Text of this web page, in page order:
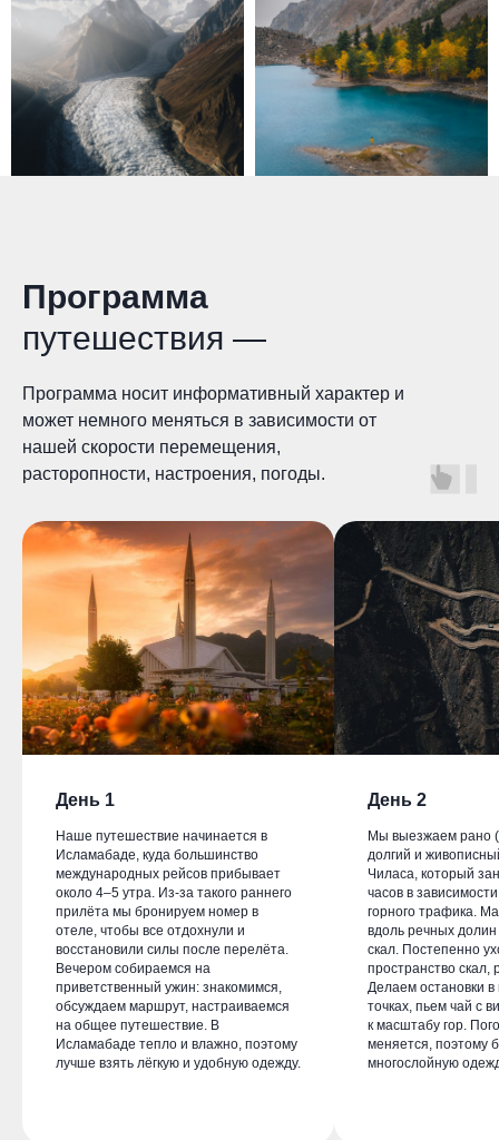
Программа
путешествия —
Программа носит информативный характер и
может немного меняться в зависимости от
нашей скорости перемещения,
расторопности, настроения, погоды.
День 1
Наше путешествие начинается в
Исламабаде, куда большинство
международных рейсов прибывает
около 4–5 утра. Из-за такого раннего
прилёта мы бронируем номер в
отеле, чтобы все отдохнули и
восстановили силы после перелёта.
Вечером собираемся на
приветственный ужин: знакомимся,
обсуждаем маршрут, настраиваемся
на общее путешествие. В
Исламабаде тепло и влажно, поэтому
лучше взять лёгкую и удобную одежду.
День 2
Мы выезжаем рано
долгий и
Чиласа, который
часов в
горного трафика.
вдоль речных
скал. Постепенно
пространство скал,
Делаем остановки
точках, пьем чай с
к масштабу гор.
меняется, поэтому
многослойную